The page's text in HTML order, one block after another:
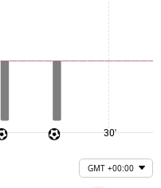
30'
GMT +00:00